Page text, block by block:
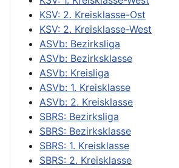
KSV: 2. Kreisklasse-Ost
KSV: 2. Kreisklasse-West
ASVb: Bezirksliga
ASVb: Bezirksklasse
ASVb: Kreisliga
ASVb: 1. Kreisklasse
ASVb: 2. Kreisklasse
SBRS: Bezirksliga
SBRS: Bezirksklasse
SBRS: 1. Kreisklasse
SBRS: 2. Kreisklasse